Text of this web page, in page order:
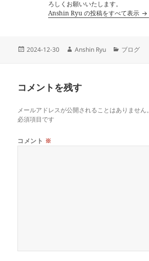
ろしくお願いいたします。
Anshin Ryu の投稿をすべて表示
投
2024-12-30
作
Anshin Ryu
カ
ブログ
コメントを残す
メールアドレスが公開されることはありません。
必須項目です
コメント ※